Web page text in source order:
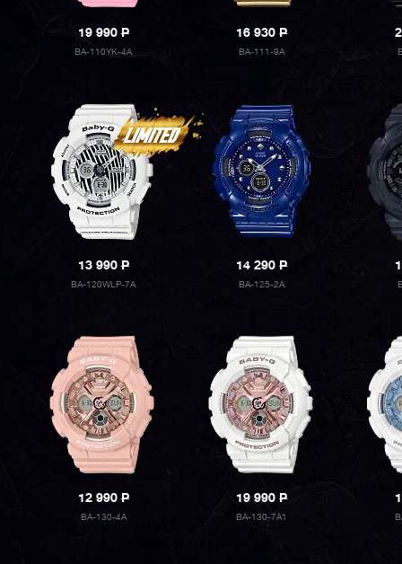
19 990P
BA-110YK-4A
16 930P
BA-111-9A
13 990P
BA-120WLP-7A
14 290P
BA-125-2A
12 990P
BA-130-4A
19 990P
BA-130-7A1